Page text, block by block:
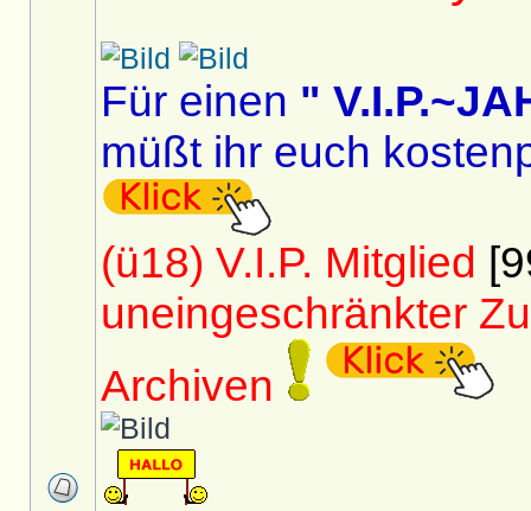
Für einen "
müßt ihr euch
(ü18) V.I.P. Mitglied
uneingeschränkter
Archiven